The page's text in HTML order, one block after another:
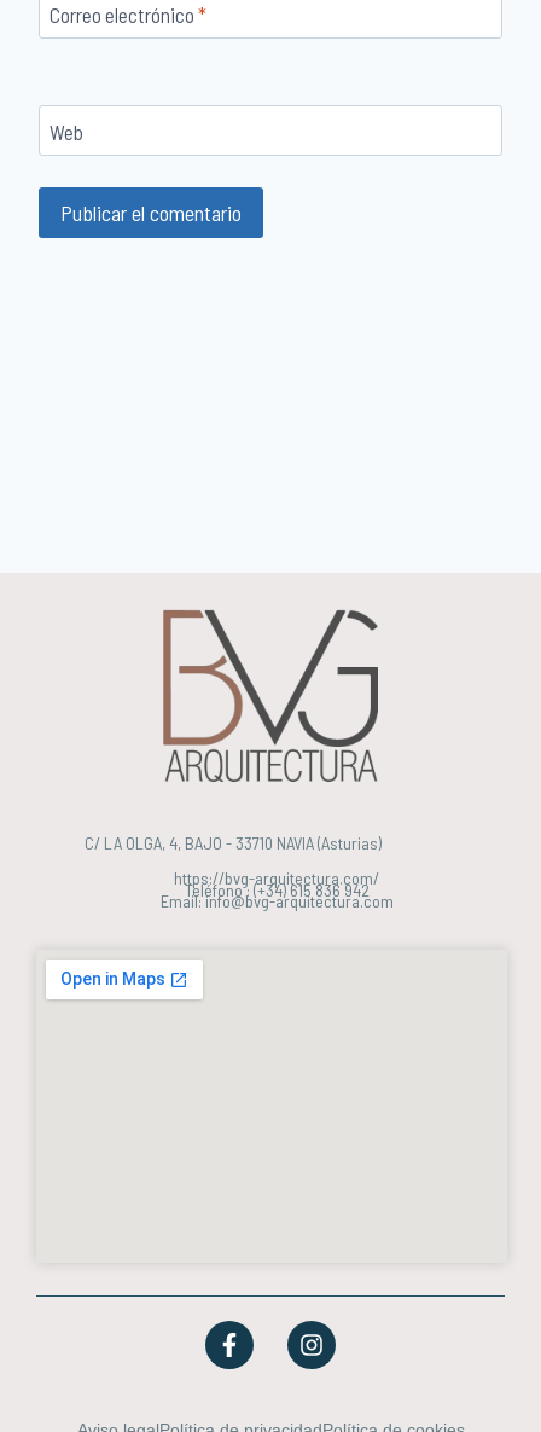
Correo electrónico *
Web
C/ LA OLGA, 4, BAJO - 33710 NAVIA (Asturias)
https://bvg-arquitectura.com/
Teléfono : (+34) 615 836 942
Email: info@bvg-arquitectura.com